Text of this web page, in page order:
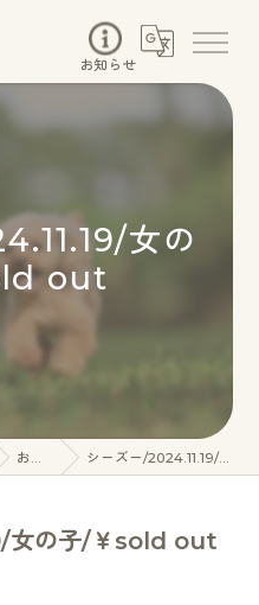
お知らせ
女の
out
お知らせ シーズー/2024.11.19/女の子/￥sold out
女の子/￥sold out